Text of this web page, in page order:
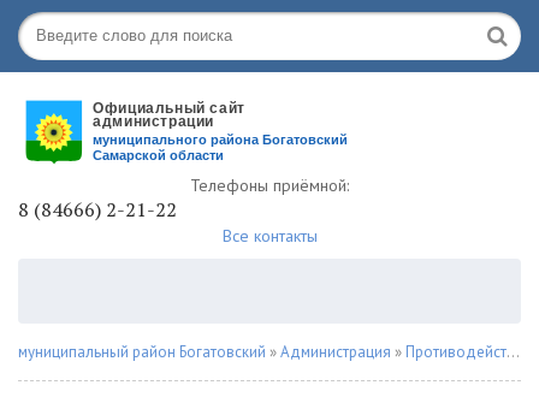
Телефоны приёмной:
8 (84666) 2-21-22
Все контакты
муниципальный район Богатовский »Администрация » Противодействие наркомании